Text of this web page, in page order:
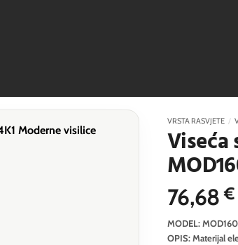
VRSTA RASVJETE /
76,68€
MODEL:
OPIS: Materijal